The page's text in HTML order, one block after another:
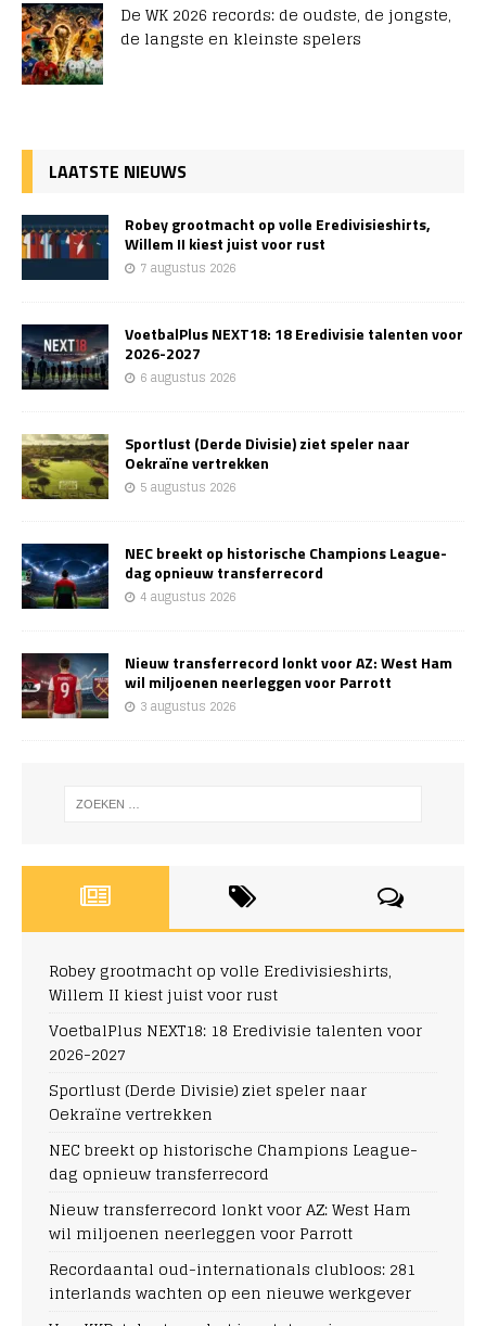
De WK 2026 records: de oudste, de jongste,
de langste en kleinste spelers
LAATSTE NIEUWS
Robey grootmacht op volle Eredivisieshirts,
Willem II kiest juist voor rust
7 augustus 2026
VoetbalPlus NEXT18: 18 Eredivisie talenten voor
2026-2027
6 augustus 2026
Sportlust (Derde Divisie) ziet speler naar
Oekraïne vertrekken
5 augustus 2026
NEC breekt op historische Champions League-
dag opnieuw transferrecord
4 augustus 2026
Nieuw transferrecord lonkt voor AZ: West Ham
wil miljoenen neerleggen voor Parrott
3 augustus 2026
Robey grootmacht op volle Eredivisieshirts,
Willem II kiest juist voor rust
VoetbalPlus NEXT18: 18 Eredivisie talenten voor
2026-2027
Sportlust (Derde Divisie) ziet speler naar
Oekraïne vertrekken
NEC breekt op historische Champions League-
dag opnieuw transferrecord
Nieuw transferrecord lonkt voor AZ: West Ham
wil miljoenen neerleggen voor Parrott
Recordaantal oud-internationals clubloos: 281
interlands wachten op een nieuwe werkgever